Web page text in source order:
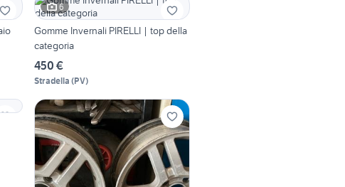
6
Gomme Invernali PIRELLI | top della
categoria
450 €
Stradella (PV)